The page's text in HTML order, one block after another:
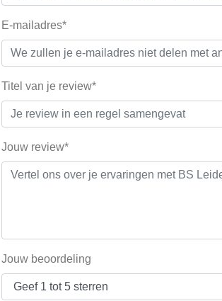
E-mailadres*
Titel van je review*
Jouw review*
Jouw beoordeling